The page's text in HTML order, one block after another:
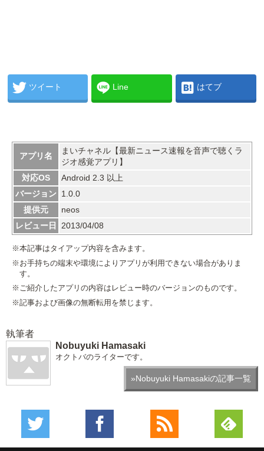
ツイート Line はてブ
アプリ名
まいチャネル【最新ニュース速報を音声で聴くラ
ジオ感覚アプリ】
対応OS
Android 2.3 以上
バージョン
1.0.0
提供元
neos
レビュー日
2013/04/08
※本記事はタイアップ内容を含みます。
※お手持ちの端末や環境によりアプリが利用できない場合がありま
す。
※ご紹介したアプリの内容はレビュー時のバージョンのものです。
※記事および画像の無断転用を禁じます。
執筆者
Nobuyuki Hamasaki
オクトバのライターです。
»Nobuyuki Hamasakiの記事一覧